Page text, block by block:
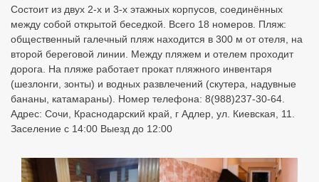
Состоит из двух 2-х и 3-х этажных корпусов, соединённых
между собой открытой беседкой. Всего 18 номеров. Пляж:
общественный галечный пляж находится в 300 м от отеля, на
второй береговой линии. Между пляжем и отелем проходит
дорога. На пляже работает прокат пляжного инвентаря
(шезлонги, зонты) и водных развлечений (скутера, надувные
бананы, катамараны). Номер телефона: 8(988)237-30-64.
Адрес: Сочи, Краснодарский край, г Адлер, ул. Киевская, 11.
Заселение с 14:00 Выезд до 12:00